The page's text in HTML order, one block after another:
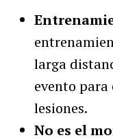
larga
evento
lesiones.
No es el